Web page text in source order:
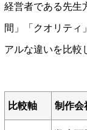
経営者である先生
間」「クオリティ
アルな違いを比較
比較軸 制作会